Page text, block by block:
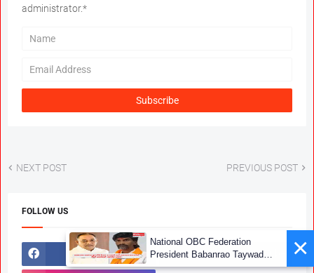
administrator.*
NEXT POST PREVIOUS POST
FOLLOW US
Facebook YouTube ×
National OBC Federation
President Babanrao Taywade
Claims Only 27 Kunbi